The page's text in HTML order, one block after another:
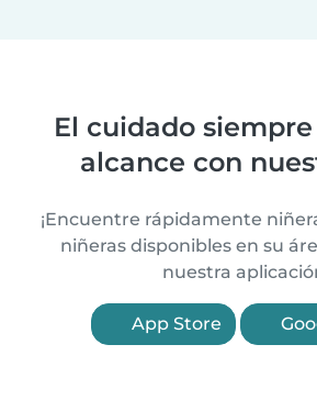
El cuidado
alcance con
¡Encuentre rápidamente
niñeras disponibles en su
nuestra
App Store